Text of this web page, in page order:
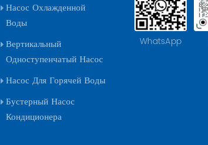
Насос Охлажденной
Воды
Вертикальный
Одноступенчатый Насос
Насос Для Горячей Воды
Бустерный Насос
Кондиционера
WhatsApp